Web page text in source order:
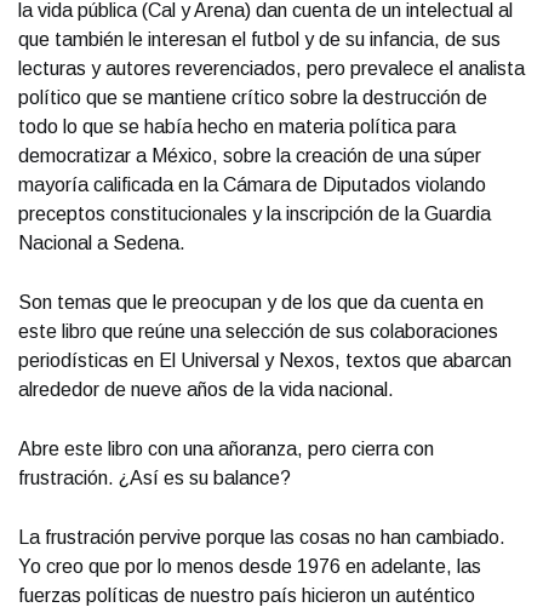
la vida pública (Cal y Arena) dan cuenta de un intelectual al
que también le interesan el futbol y de su infancia, de sus
lecturas y autores reverenciados, pero prevalece el analista
político que se mantiene crítico sobre la destrucción de
todo lo que se había hecho en materia política para
democratizar a México, sobre la creación de una súper
mayoría calificada en la Cámara de Diputados violando
preceptos constitucionales y la inscripción de la Guardia
Nacional a Sedena.
Son temas que le preocupan y de los que da cuenta en
este libro que reúne una selección de sus colaboraciones
periodísticas en El Universal y Nexos, textos que abarcan
alrededor de nueve años de la vida nacional.
Abre este libro con una añoranza, pero cierra con
frustración. ¿Así es su balance?
La frustración pervive porque las cosas no han cambiado.
Yo creo que por lo menos desde 1976 en adelante, las
fuerzas políticas de nuestro país hicieron un auténtico